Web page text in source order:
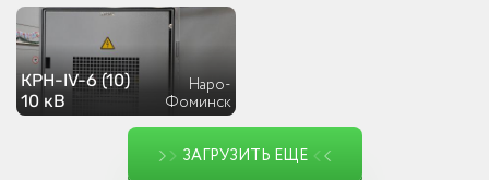
КРН-IV-6 (10)
10 кВ
Наро-
Фоминск
ЗАГРУЗИТЬ ЕЩЕ